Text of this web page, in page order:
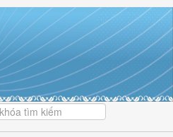
người dân tham gia bảo hiểm y tế